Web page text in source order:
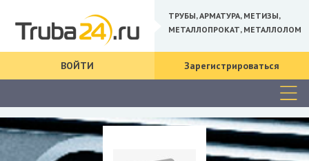
ТРУБЫ, АРМАТУРА, МЕТИЗЫ,
МЕТАЛЛОПРОКАТ, МЕТАЛЛОЛОМ
ВОЙТИ Зарегистрироваться